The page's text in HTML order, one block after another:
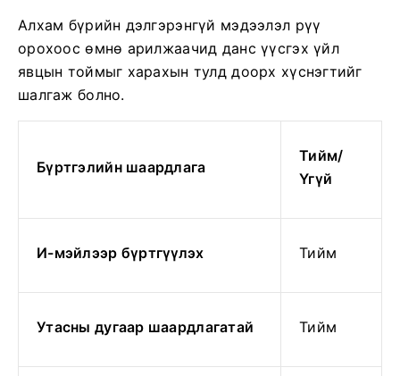
Алхам бүрийн дэлгэрэнгүй мэдээлэл рүү
орохоос өмнө арилжаачид данс үүсгэх үйл
явцын тоймыг харахын тулд доорх хүснэгтийг
шалгаж болно.
Бүртгэлийн шаардлага
Тийм/
Үгүй
И-мэйлээр бүртгүүлэх Тийм
Утасны дугаар шаардлагатай Тийм